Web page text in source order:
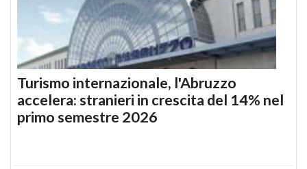
Turismo internazionale, l'Abruzzo
accelera: stranieri in crescita del 14% nel
primo semestre 2026